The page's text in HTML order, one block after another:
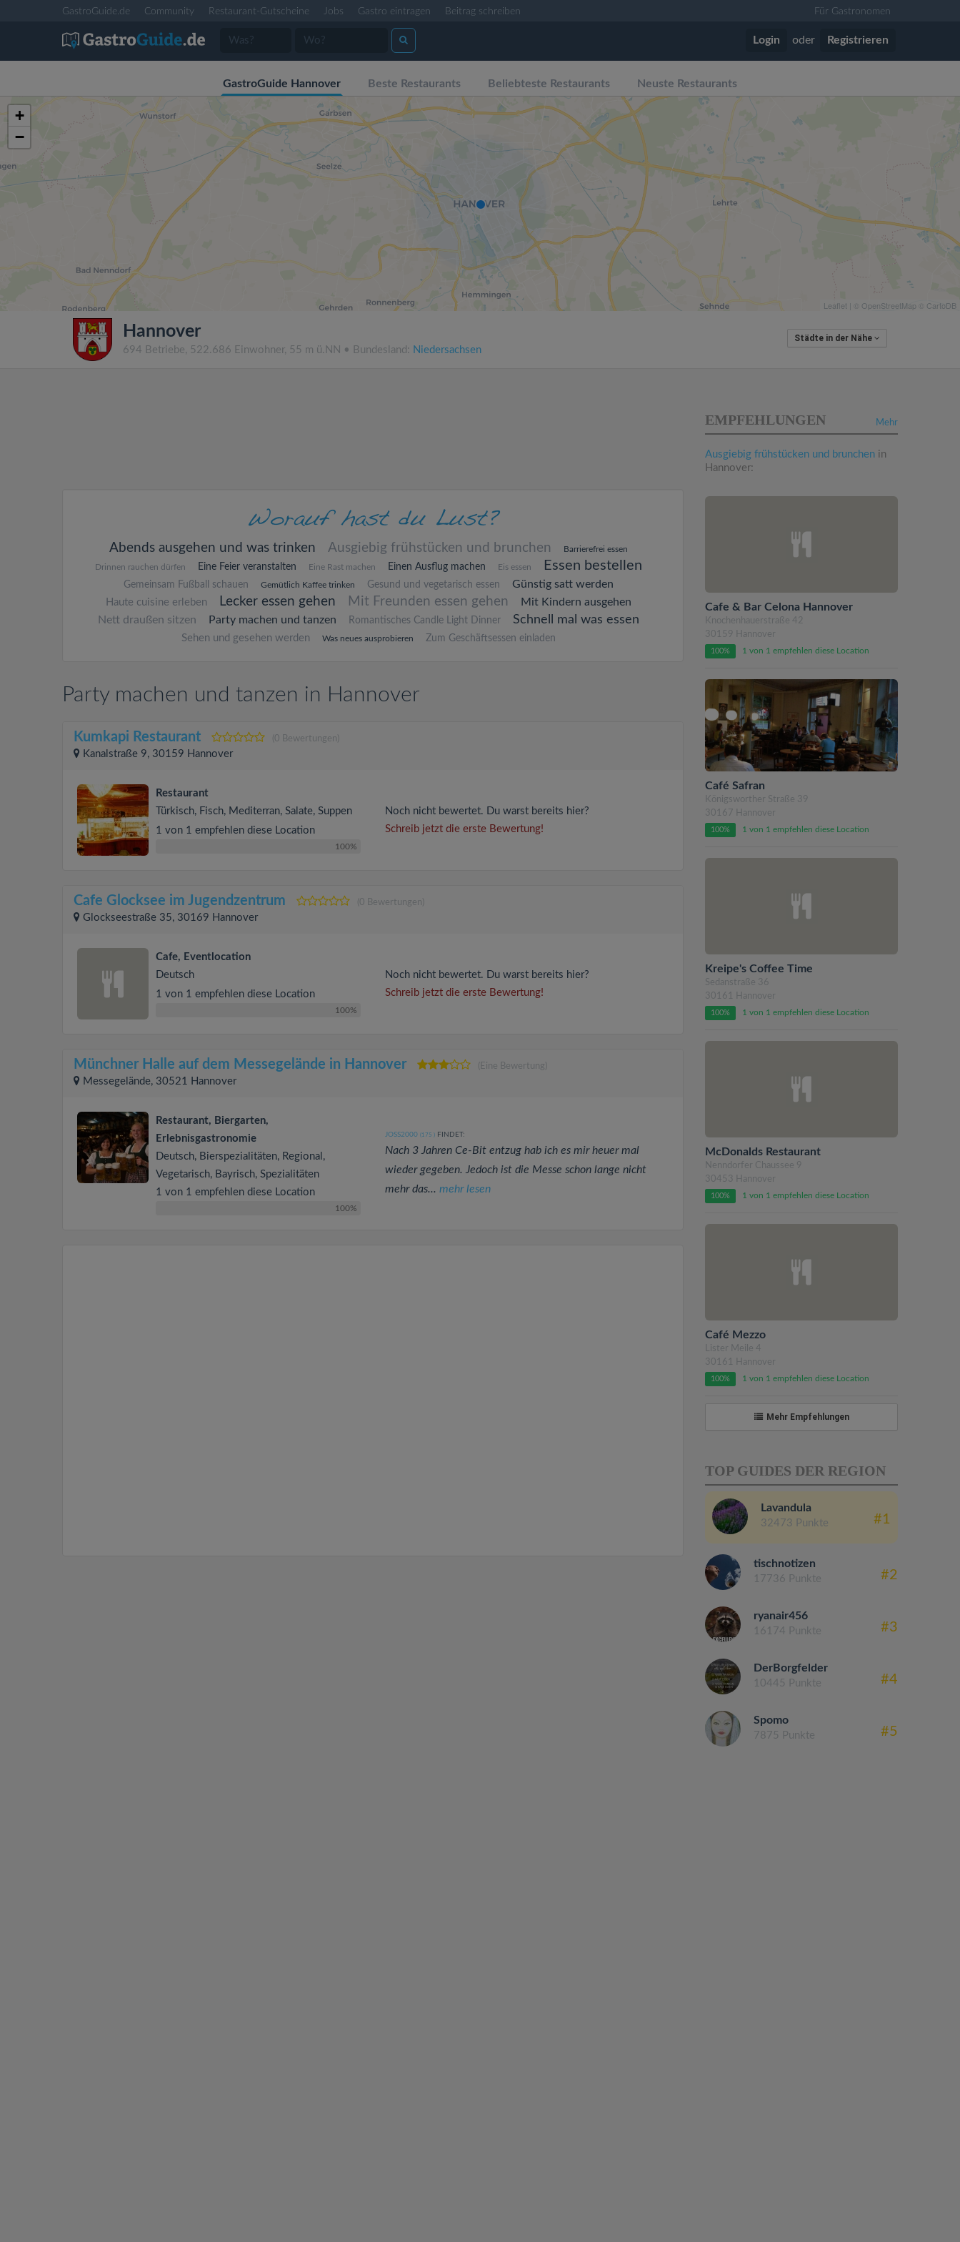
GastroGuide.de Community Restaurant-Gutscheine Jobs Gastro eintragen Beitrag schreiben Für Gastronomen
Login oder Registrieren
GastroGuide Hannover Beste Restaurants Beliebteste Restaurants Neuste Restaurants
+
−
Leaflet | © OpenStreetMap © CartoDB
Hannover
694 Betriebe, 522.686 Einwohner, 55 m ü.NN • Bundesland: Niedersachsen
Städte in der Nähe
Abends ausgehen und was trinken Ausgiebig frühstücken und brunchen Barrierefrei essen
Drinnen rauchen dürfen Eine Feier veranstalten Eine Rast machen Einen Ausflug machen Eis essen Essen bestellen
Gemeinsam Fußball schauen Gemütlich Kaffee trinken Gesund und vegetarisch essen Günstig satt werden
Haute cuisine erleben Lecker essen gehen Mit Freunden essen gehen
Mit Kindern ausgehen
Nett draußen sitzen
Party machen und tanzen Romantisches Candle Light Dinner Schnell mal was essen
Sehen und gesehen werden Was neues ausprobieren Zum Geschäftsessen einladen
Party machen und tanzen in Hannover
Kumkapi Restaurant (0 Bewertungen)
Kanalstraße 9, 30159 Hannover
Restaurant
Türkisch, Fisch, Mediterran, Salate, Suppen
1 von 1 empfehlen diese Location
100%
Noch nicht bewertet. Du warst bereits hier?
Schreib jetzt die erste Bewertung!
Cafe Glocksee im Jugendzentrum (0 Bewertungen)
Glockseestraße 35, 30169 Hannover
Cafe, Eventlocation
Deutsch
1 von 1 empfehlen diese Location
100%
Noch nicht bewertet. Du warst bereits hier?
Schreib jetzt die erste Bewertung!
Münchner Halle auf dem Messegelände in Hannover (Eine Bewertung)
Messegelände, 30521 Hannover
Restaurant, Biergarten,
Erlebnisgastronomie
Deutsch, Bierspezialitäten, Regional,
Vegetarisch, Bayrisch, Spezialitäten
1 von 1 empfehlen diese Location
100%
JOSS2000 (175 )FINDET:
Nach 3 Jahren Ce-Bit entzug hab ich es mir heuer mal
wieder gegeben. Jedoch ist die Messe schon lange nicht
mehr das... mehr lesen
Mehr
EMPFEHLUNGEN
Ausgiebig frühstücken und brunchen in
Hannover:
Cafe & Bar Celona Hannover
Knochenhauerstraße 42
30159 Hannover
100% 1 von 1 empfehlen diese Location
Café Safran
Königsworther Straße 39
30167 Hannover
100% 1 von 1 empfehlen diese Location
Kreipe's Coffee Time
Sedanstraße 36
30161 Hannover
100% 1 von 1 empfehlen diese Location
McDonalds Restaurant
Nenndorfer Chaussee 9
30453 Hannover
100% 1 von 1 empfehlen diese Location
Café Mezzo
Lister Meile 4
30161 Hannover
100% 1 von 1 empfehlen diese Location
Mehr Empfehlungen
TOP GUIDES DER REGION
Lavandula
32473 Punkte #1
tischnotizen
17736 Punkte #2
ryanair456
16174 Punkte #3
DerBorgfelder
10445 Punkte #4
Spomo
7875 Punkte #5